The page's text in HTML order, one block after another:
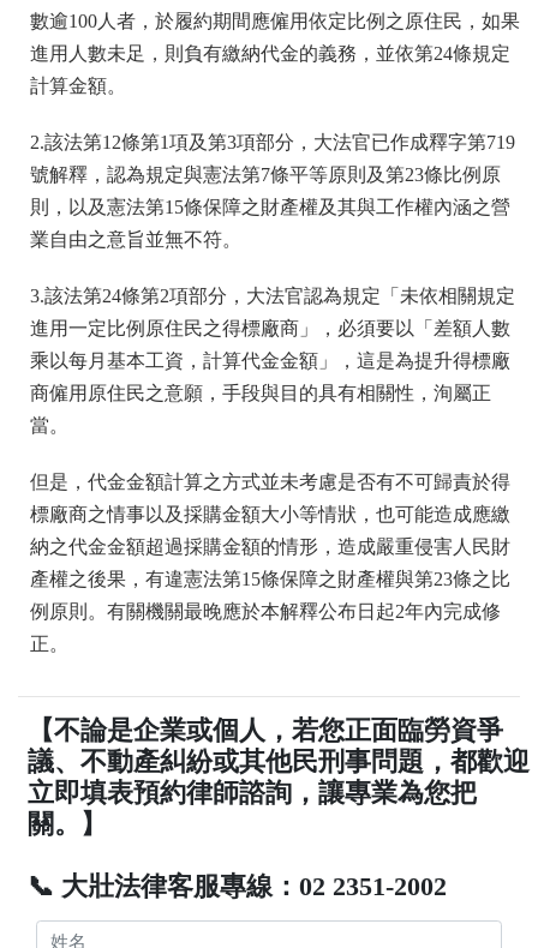
數逾100人者，於履約期間應僱用依定比例之原住民，如果
進用人數未足，則負有繳納代金的義務，並依第24條規定
計算金額。
2.該法第12條第1項及第3項部分，大法官已作成釋字第719
號解釋，認為規定與憲法第7條平等原則及第23條比例原
則，以及憲法第15條保障之財產權及其與工作權內涵之營
業自由之意旨並無不符。
3.該法第24條第2項部分，大法官認為規定「未依相關規定
進用一定比例原住民之得標廠商」，必須要以「差額人數
乘以每月基本工資，計算代金金額」，這是為提升得標廠
商僱用原住民之意願，手段與目的具有相關性，洵屬正
當。
但是，代金金額計算之方式並未考慮是否有不可歸責於得
標廠商之情事以及採購金額大小等情狀，也可能造成應繳
納之代金金額超過採購金額的情形，造成嚴重侵害人民財
產權之後果，有違憲法第15條保障之財產權與第23條之比
例原則。有關機關最晚應於本解釋公布日起2年內完成修
正。
【不論是企業或個人，若您正面臨勞資爭
議、不動產糾紛或其他民刑事問題，都歡迎
立即填表預約律師諮詢，讓專業為您把
關。】
📞 大壯法律客服專線：02 2351-2002